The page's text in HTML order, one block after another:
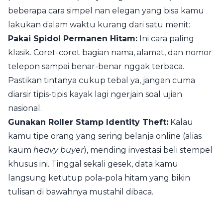
beberapa cara simpel nan elegan yang bisa kamu
lakukan dalam waktu kurang dari satu menit:
Pakai Spidol Permanen Hitam: Ini cara paling
klasik. Coret-coret bagian nama, alamat, dan nomor
telepon sampai benar-benar nggak terbaca.
Pastikan tintanya cukup tebal ya, jangan cuma
diarsir tipis-tipis kayak lagi ngerjain soal ujian
nasional.
Gunakan Roller Stamp Identity Theft: Kalau
kamu tipe orang yang sering belanja online (alias
kaum heavy buyer), mending investasi beli stempel
khusus ini. Tinggal sekali gesek, data kamu
langsung ketutup pola-pola hitam yang bikin
tulisan di bawahnya mustahil dibaca.